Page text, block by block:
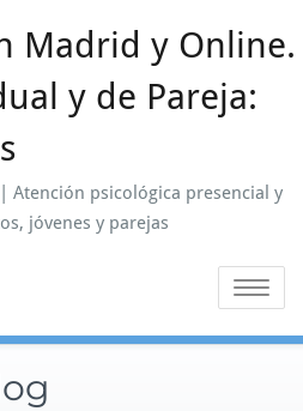
Madrid y Online.
y de Pareja:
Atención psicológica presencial y
jóvenes y parejas
Alternar